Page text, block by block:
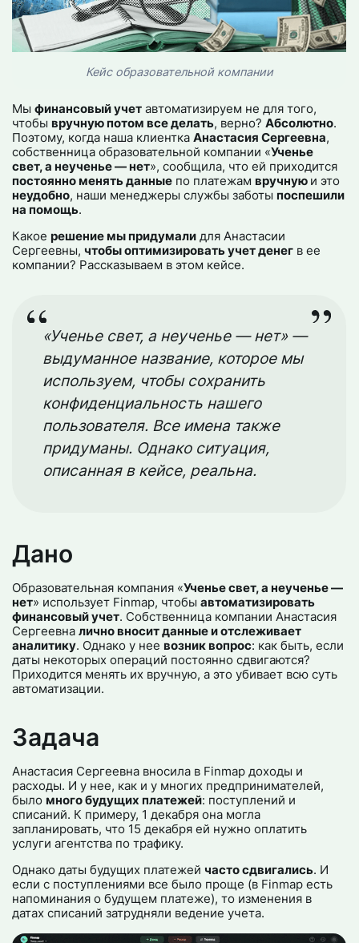
Кейс образовательной компании
Мыфинансовый учет автоматизируем не для того,
чтобы вручную потом все делать, верно?Абсолютно.
Поэтому, когда наша клиенткаАнастасия Сергеевна,
собственница образовательной компании «Ученье
свет, а неученье — нет», сообщила, что ей приходится
постоянно менять данные по платежам вручную и это
неудобно, наши менеджеры службы заботы поспешили
на помощь.
Какое решение мы придумали для Анастасии
Сергеевны, чтобы оптимизировать учет денег в ее
компании? Рассказываем в этом кейсе.
«Ученье свет, а неученье — нет» —
выдуманное название, которое мы
используем, чтобы сохранить
конфиденциальность нашего
пользователя. Все имена также
придуманы. Однако ситуация,
описанная в кейсе, реальна.
Дано
Образовательная компания «Ученье свет, а неученье —
нет» использует Finmap, чтобыавтоматизировать
финансовый учет. Собственница компании Анастасия
Сергеевналично вносит данные и отслеживает
аналитику. Однако у нее возник вопрос: как быть, если
даты некоторых операций постоянно сдвигаются?
Приходится менять их вручную, а это убивает всю суть
автоматизации.
Задача
Анастасия Сергеевна вносила в Finmap доходы и
расходы. И у нее, как и у многих предпринимателей,
было много будущих платежей: поступлений и
списаний. К примеру, 1 декабря она могла
запланировать, что 15 декабря ей нужно оплатить
услуги агентства по трафику.
Однако даты будущих платежей часто сдвигались. И
если с поступлениями все было проще (в Finmap есть
напоминания о будущем платеже), то изменения в
датах списаний затрудняли ведение учета.